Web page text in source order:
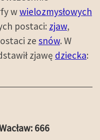
wwielozmysłowych
postaci: zjaw,
ze snów. W
zjawę dziecka:
666